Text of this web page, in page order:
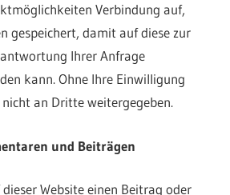
Verbindung auf,
gespeichert, damit auf diese zur
Ihrer Anfrage
kann. Ohne Ihre Einwilligung
an Dritte weitergegeben.
und Beiträgen
Website einen Beitrag oder